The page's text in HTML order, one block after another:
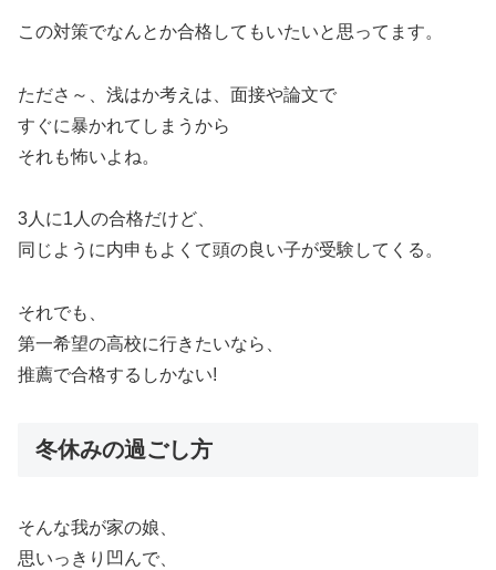
この対策でなんとか合格してもいたいと思ってます。
たださ～、浅はか考えは、面接や論文で
すぐに暴かれてしまうから
それも怖いよね。
3人に1人の合格だけど、
同じように内申もよくて頭の良い子が受験してくる。
それでも、
第一希望の高校に行きたいなら、
推薦で合格するしかない!
冬休みの過ごし方
そんな我が家の娘、
思いっきり凹んで、